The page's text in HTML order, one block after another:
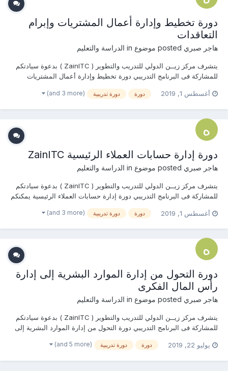
دورة تخطيط وإدارة أعمال المشتريات وإبرام
التعاقدات
هاجر صبري الدراسة والتعليم
يتشرف مركز زيــن الدولي للتدريب والتطوير ( ZainITC ) بدعوة سيادتكم
للمشاركة فى البرنامج التدريبي دورة تخطيط وإدارة أعمال المشتريات
منسقة التدريب : هاجــــر صبـــري جوال / وا...
أغسطس 1, 2019 دورة دورة تدريبية (and 3 more)
دورة إدارة حسابات العملاء الرئيسية ZainITC
هاجر صبري الدراسة والتعليم
يتشرف مركز زيــن الدولي للتدريب والتطوير ( ZainITC ) بدعوة سيادتكم
للمشاركة فى البرنامج التدريبي دورة إدارة حسابات العملاء الرئيسية يمكنكم
صبـــري جوال / واتساب / ڨايبر / ل...
أغسطس 1, 2019 دورة دورة تدريبية (and 3 more)
دورة التحول من إدارة الموارد البشرية إلى إدارة
رأس المال الفكرى
هاجر صبري الدراسة والتعليم
يتشرف مركز زيــن الدولي للتدريب والتطوير ( ZainITC ) بدعوة سيادتكم
للمشاركة فى البرنامج التدريبي دورة التحول من إدارة الموارد البشرية إلى
معنا ... منسقة التدريب : هاجــــر صبـــر...
يوليو 22, 2019 دورة دورة تدريبية (and 5 more)